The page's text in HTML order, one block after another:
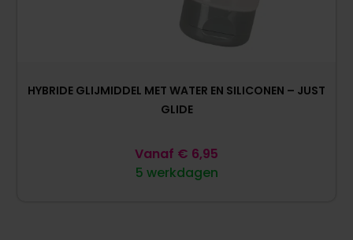
HYBRIDE GLIJMIDDEL MET WATER EN SILICONEN – JUST
GLIDE
5 werkdagen
Vanaf € 6,95